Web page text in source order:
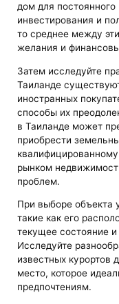
дом для
инвестирования и
то среднее между
желания и
Затем исследуйте
Таиланде
иностранных
способы их
в Таиланде может
приобрести
рынком
проблем.
При выборе объекта
такие как его
текущее состояние
Исследуйте
известных курортов
место, которое
предпочтениям.